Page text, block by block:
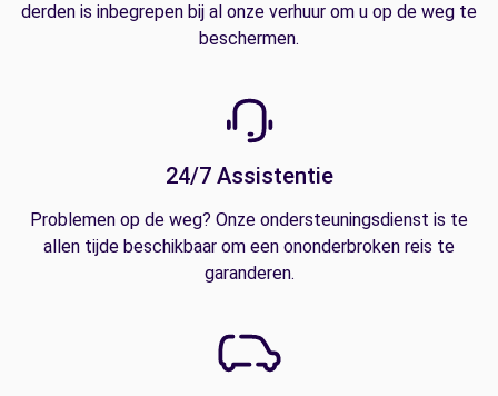
derden is inbegrepen bij al onze verhuur om u op de weg te
beschermen.
24/7 Assistentie
Problemen op de weg? Onze ondersteuningsdienst is te
allen tijde beschikbaar om een ononderbroken reis te
garanderen.